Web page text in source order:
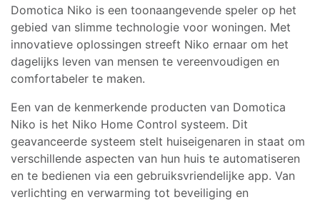
Domotica Niko is een toonaangevende speler op het
gebied van slimme technologie voor woningen. Met
innovatieve oplossingen streeft Niko ernaar om het
dagelijks leven van mensen te vereenvoudigen en
comfortabeler te maken.
Een van de kenmerkende producten van Domotica
Niko is het Niko Home Control systeem. Dit
geavanceerde systeem stelt huiseigenaren in staat om
verschillende aspecten van hun huis te automatiseren
en te bedienen via een gebruiksvriendelijke app. Van
verlichting en verwarming tot beveiliging en